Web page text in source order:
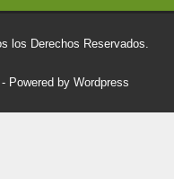
los Derechos Reservados.
- Powered by Wordpress